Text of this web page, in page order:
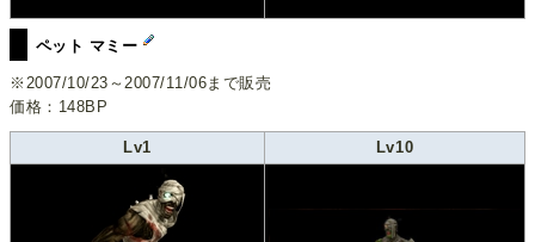
ペット マミー
※2007/10/23～2007/11/06まで販売
価格：148BP
Lv1 Lv10